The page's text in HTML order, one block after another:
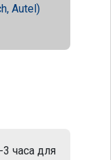
Autel)
часа для